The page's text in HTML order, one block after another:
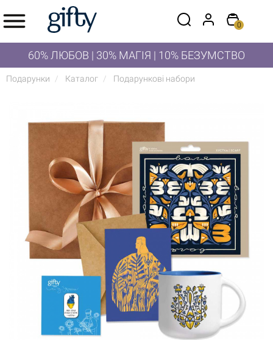
0
60% ЛЮБОВ | 30% МАГІЯ | 10% БЕЗУМСТВО
Подарунки Каталог Подарункові набори